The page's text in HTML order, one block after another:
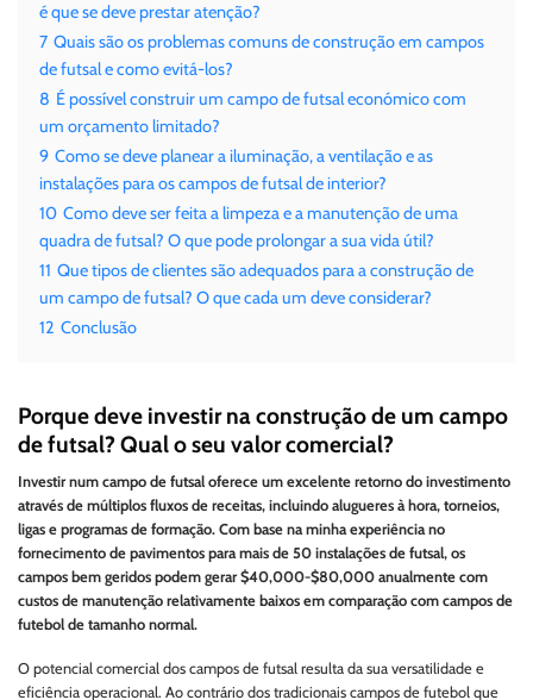
é que se deve prestar atenção?
7 Quais são os problemas comuns de construção em campos
de futsal e como evitá-los?
8 É possível construir um campo de futsal económico com
um orçamento limitado?
9 Como se deve planear a iluminação, a ventilação e as
instalações para os campos de futsal de interior?
10 Como deve ser feita a limpeza e a manutenção de uma
quadra de futsal? O que pode prolongar a sua vida útil?
11 Que tipos de clientes são adequados para a construção de
um campo de futsal? O que cada um deve considerar?
12 Conclusão
Porque deve investir na construção de um campo
de futsal? Qual o seu valor comercial?
Investir num campo de futsal oferece um excelente retorno do investimento
através de múltiplos fluxos de receitas, incluindo alugueres à hora, torneios,
ligas e programas de formação. Com base na minha experiência no
fornecimento de pavimentos para mais de 50 instalações de futsal, os
campos bem geridos podem gerar $40,000-$80,000 anualmente com
custos de manutenção relativamente baixos em comparação com campos de
futebol de tamanho normal.
O potencial comercial dos campos de futsal resulta da sua versatilidade e
eficiência operacional. Ao contrário dos tradicionais campos de futebol que